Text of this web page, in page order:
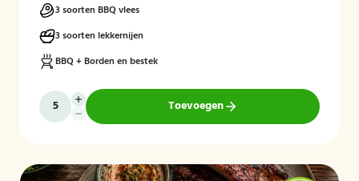
BBQ-ervaring tijdens een feest, familiedag of andere gelegenheid.
3 soorten BBQ vlees
3 soorten lekkernijen
BBQ + Borden en bestek
Toevoegen